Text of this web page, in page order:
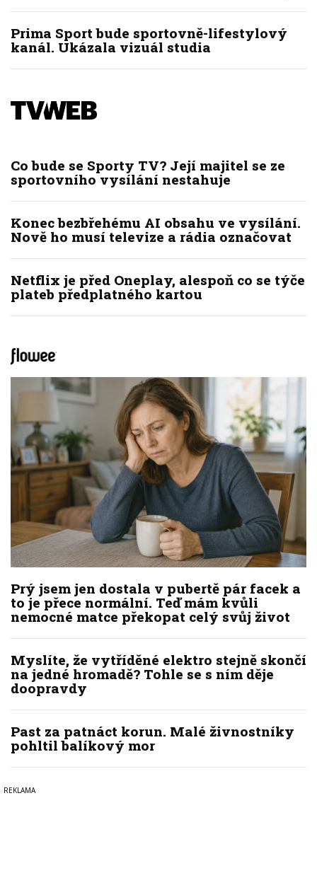
Prima Sport bude sportovně-lifestylový
kanál. Ukázala vizuál studia
Co bude se Sporty TV? Její majitel se ze
sportovního vysílání nestahuje
Konec bezbřehému AI obsahu ve vysílání.
Nově ho musí televize a rádia označovat
Netflix je před Oneplay, alespoň co se týče
plateb předplatného kartou
Prý jsem jen dostala v pubertě pár facek a
to je přece normální. Teď mám kvůli
nemocné matce překopat celý svůj život
Myslíte, že vytříděné elektro stejně skončí
na jedné hromadě? Tohle se s ním děje
doopravdy
Past za patnáct korun. Malé živnostníky
pohltil balíkový mor